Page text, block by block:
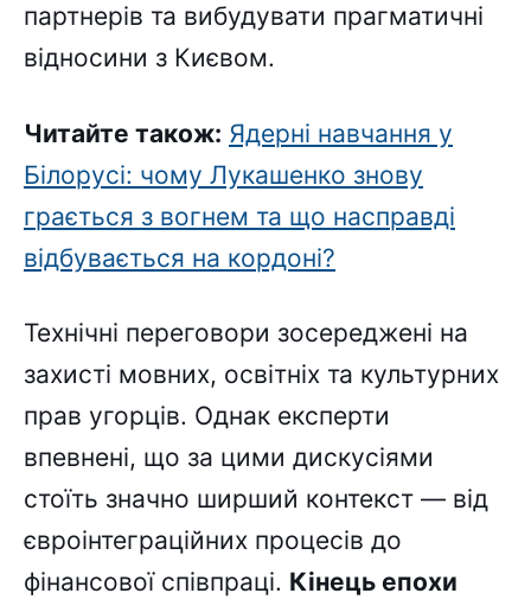
партнерів та вибудувати прагматичні
відносини з Києвом.
Читайте також: Ядерні навчання у
Білорусі: чому Лукашенко знову
грається з вогнем та що насправді
відбувається на кордоні?
Технічні переговори зосереджені на
захисті мовних, освітніх та культурних
прав угорців. Однак експерти
впевнені, що за цими дискусіями
стоїть значно ширший контекст — від
євроінтеграційних процесів до
фінансової співпраці. Кінець епохи